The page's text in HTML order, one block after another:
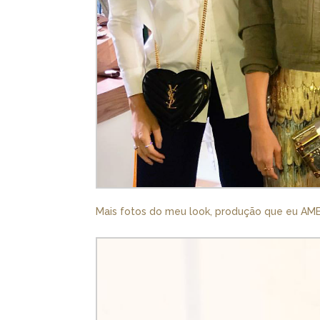
Mais fotos do meu look, produção que eu